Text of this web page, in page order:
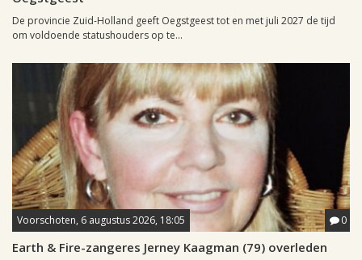
De provincie Zuid-Holland geeft Oegstgeest tot en met juli 2027 de tijd
om voldoende statushouders op te...
Voorschoten, 6 augustus 2026, 18:05 0
Earth & Fire-zangeres Jerney Kaagman (79) overleden